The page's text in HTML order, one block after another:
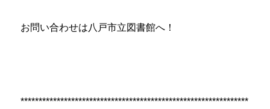
お問い合わせは八戸市立図書館へ！
***************************************************************